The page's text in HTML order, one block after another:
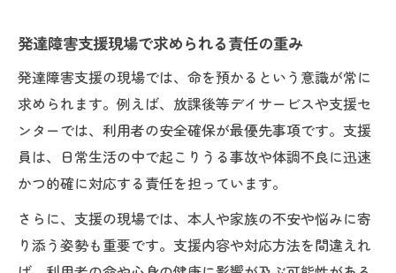
発達障害支援現場で求められる責任の重み
発達障害支援の現場では、命を預かるという意識が常に
求められます。例えば、放課後等デイサービスや支援セ
ンターでは、利用者の安全確保が最優先事項です。支援
員は、日常生活の中で起こりうる事故や体調不良に迅速
かつ的確に対応する責任を担っています。
さらに、支援の現場では、本人や家族の不安や悩みに寄
り添う姿勢も重要です。支援内容や対応方法を間違えれ